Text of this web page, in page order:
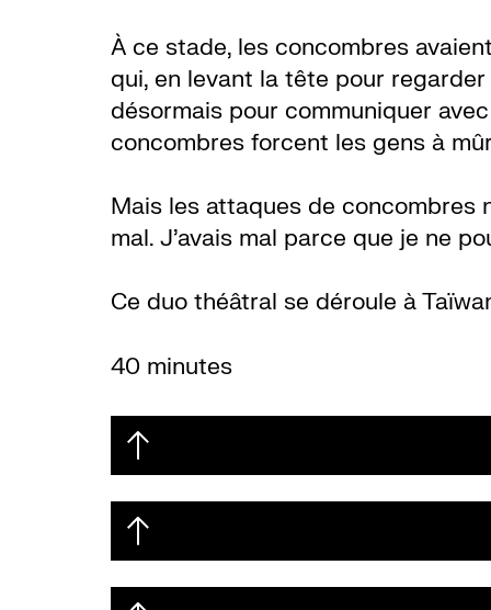
À ce stade, les concombres
qui, en levant la tête pour
désormais pour communiquer
concombres forcent les gens à
Mais les attaques de concombres
mal. J’avais mal parce que je ne
Ce duo théâtral se déroule à
40 minutes